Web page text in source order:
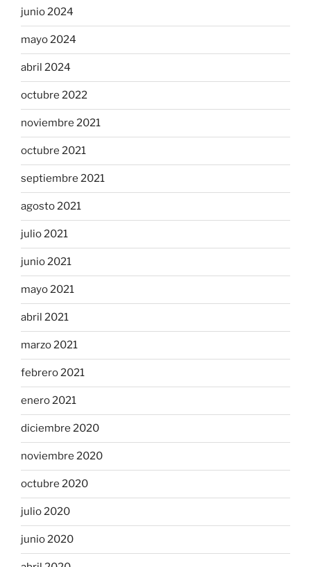
junio 2024
mayo 2024
abril 2024
octubre 2022
noviembre 2021
octubre 2021
septiembre 2021
agosto 2021
julio 2021
junio 2021
mayo 2021
abril 2021
marzo 2021
febrero 2021
enero 2021
diciembre 2020
noviembre 2020
octubre 2020
julio 2020
junio 2020